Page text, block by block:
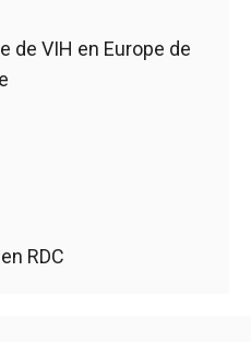
de VIH en Europe de
RDC